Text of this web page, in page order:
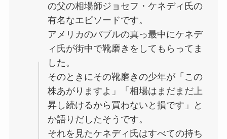
の父の相場師ジョセフ・ケネディ氏の
有名なエピソードです。
アメリカのバブルの真っ最中にケネデ
ィ氏が街中で靴磨きをしてもらってま
した。
そのときにその靴磨きの少年が「この
株あがりますよ」「相場はまだまだ上
昇し続けるから買わないと損です」と
か語りだしたそうです。
それを見たケネディ氏はすべての持ち